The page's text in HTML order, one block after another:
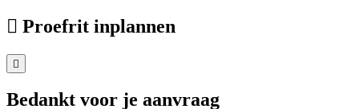
Proefrit inplannen
Bedankt voor je aanvraag